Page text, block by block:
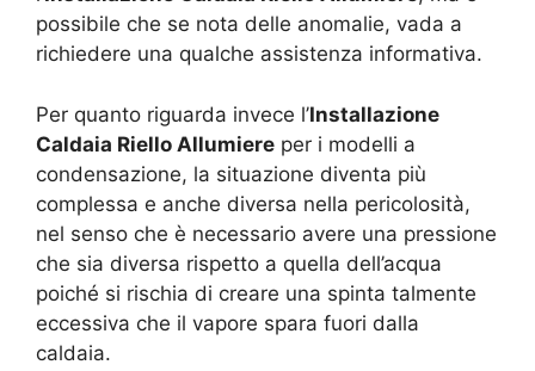
possibile che se nota delle anomalie, vada a
richiedere una qualche assistenza informativa.
Per quanto riguarda invece l’Installazione
Caldaia Riello Allumiere per i modelli a
condensazione, la situazione diventa più
complessa e anche diversa nella pericolosità,
nel senso che è necessario avere una pressione
che sia diversa rispetto a quella dell’acqua
poiché si rischia di creare una spinta talmente
eccessiva che il vapore spara fuori dalla
caldaia.